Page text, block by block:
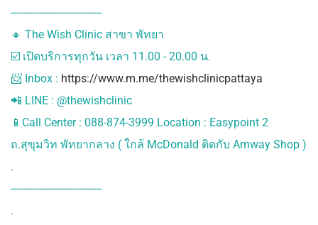
--------------------------------
🔸 The Wish Clinic สาขา พัทยา
☑️ เปิดบริการทุกวัน เวลา 11.00 - 20.00 น.
📨 Inbox : https://www.m.me/thewishclinicpattaya
📲 LINE : @thewishclinic
📱Call Center : 088-874-3999 Location : Easypoint 2
ถ.สุขุมวิท พัทยากลาง ( ใกล้ McDonald ติดกับ Amway Shop )
.
--------------------------------
.